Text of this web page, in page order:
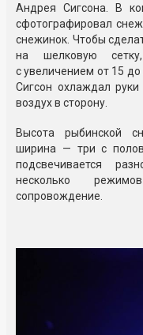
Андрея Сигсона. В
сфотографировал
снежинок. Чтобы
на шелковую
с увеличением от 15
Сигсон охлаждал
воздух в сторону.
Высота рыбинской
ширина — три с
подсвечивается
несколько
сопровождение.